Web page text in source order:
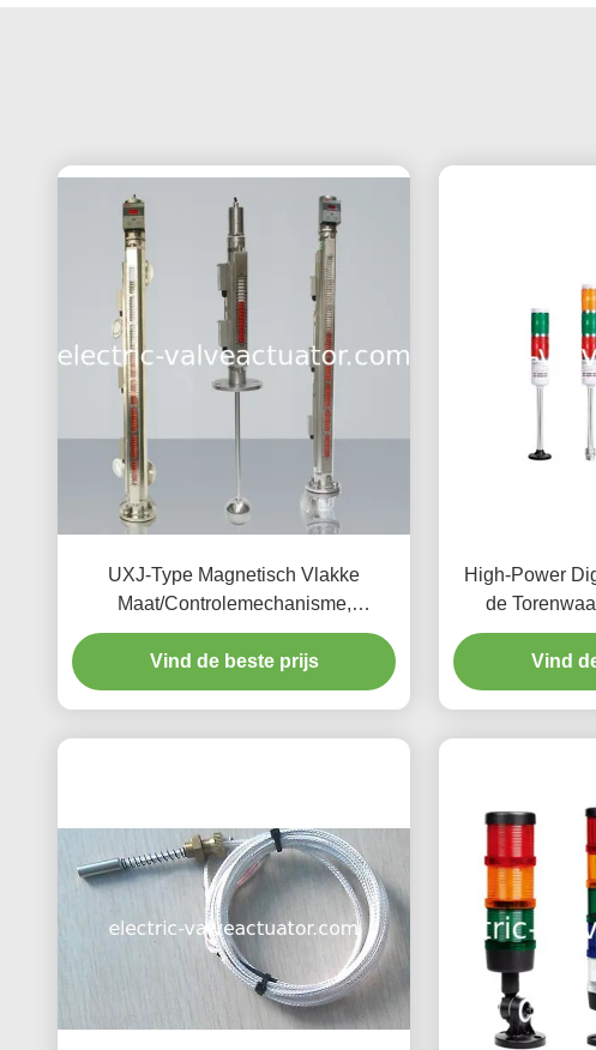
UXJ-Type Magnetisch Vlakke
Maat/Controlemechanisme,
Magnetische het Niveauzender van
UXJC
Vind de beste prijs
High-Power
de
Vind